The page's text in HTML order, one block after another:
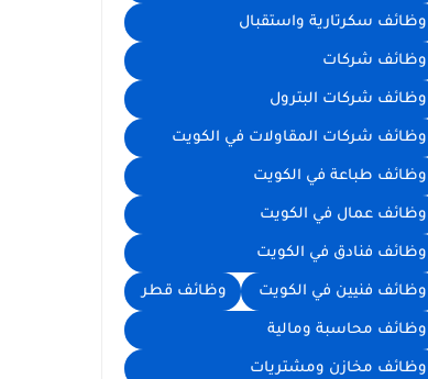
وظائف سكرتارية واستقبال
وظائف شركات
وظائف شركات البترول
وظائف شركات المقاولات في الكويت
وظائف طباعة في الكويت
وظائف عمال في الكويت
وظائف فنادق في الكويت
وظائف فنيين في الكويت وظائف قطر
وظائف محاسبة ومالية
وظائف مخازن ومشتريات